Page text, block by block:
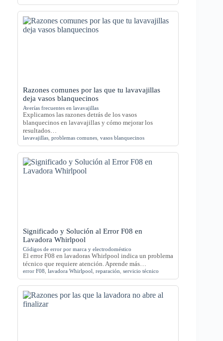
Razones comunes por las que tu lavavajillas
deja vasos blanquecinos
Averías frecuentes en lavavajillas
Explicamos las razones detrás de los vasos
blanquecinos en lavavajillas y cómo mejorar los
resultados…
lavavajillas problemas comunes vasos blanquecinos
Significado y Solución al Error F08 en
Lavadora Whirlpool
Códigos de error por marca y electrodoméstico
El error F08 en lavadoras Whirlpool indica un problema
técnico que requiere atención. Aprende más…
error F08 lavadora Whirlpool reparación servicio técnico